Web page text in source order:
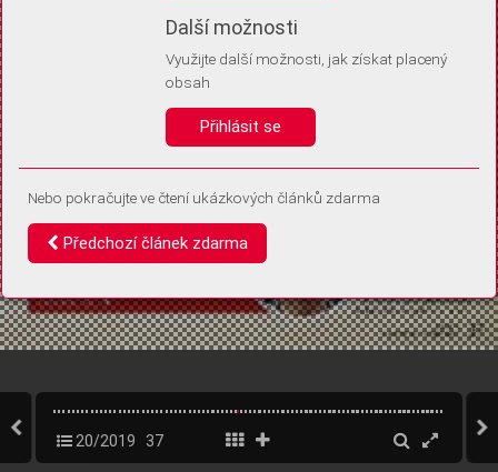
Identifikátor je zcela anonymní.
Vaše souhlasy a odmítnutí si ukládáme do vašeho zařízení, abychom se
vás už příště znovu neptali. Můžete je kdykoli později upravit ve Správě
20/2019 37
Další možnosti
Využijte další možnosti, jak získat placený
obsah
Přihlásit se
Nebo pokračujte ve čtení ukázkových článků zdarma
Předchozí článek zdarma